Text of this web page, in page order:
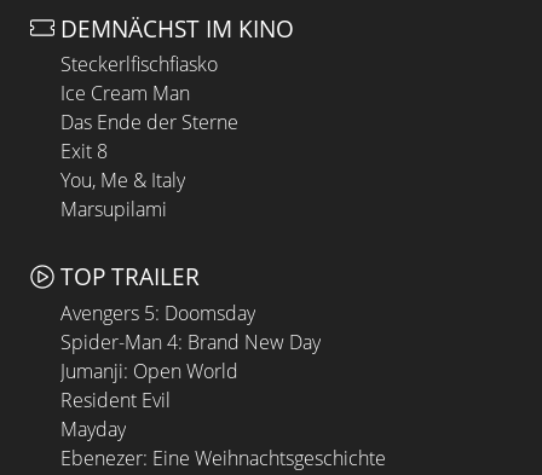
DEMNÄCHST IM KINO
Steckerlfischfiasko
Ice Cream Man
Das Ende der Sterne
Exit 8
You, Me & Italy
Marsupilami
TOP TRAILER
Avengers 5: Doomsday
Spider-Man 4: Brand New Day
Jumanji: Open World
Resident Evil
Mayday
Ebenezer: Eine Weihnachtsgeschichte